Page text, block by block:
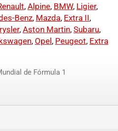
, Alpine, BMW, Ligier,
Benz, Mazda, Extra II,
, Aston Martin, Subaru,
, Opel, Peugeot, Extra
de Fórmula 1